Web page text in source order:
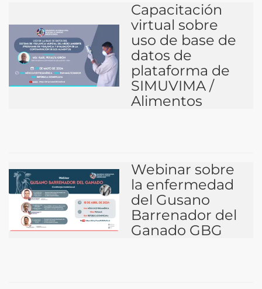
Capacitación
virtual sobre
uso de base de
datos de
plataforma de
SIMUVIMA /
Alimentos
Webinar sobre
la enfermedad
del Gusano
Barrenador del
Ganado GBG